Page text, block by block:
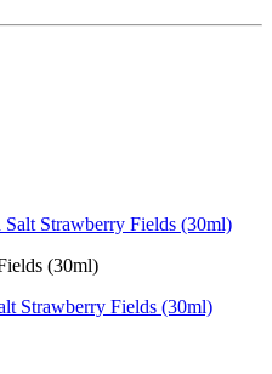
(30ml)
Strawberry Fields (30ml)